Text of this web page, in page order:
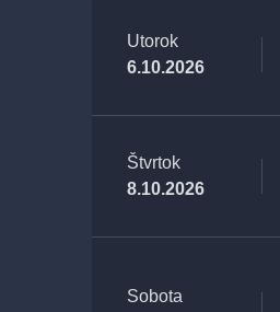
Utorok
6.10.2026
Štvrtok
8.10.2026
Sobota